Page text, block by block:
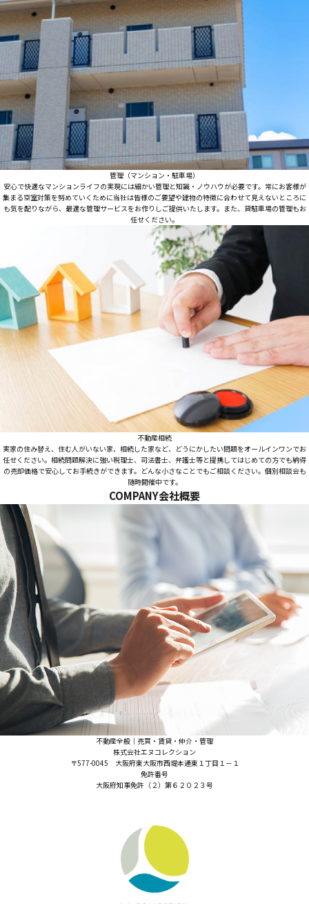
管理（マンション・駐車場）
安心で快適なマンションライフの実現には細かい管理と知識・ノウハウが必要です。常にお客様が
集まる空室対策を努めていくために当社は皆様のご要望や建物の特徴に合わせて見えないところに
も気を配りながら、最適な管理サービスをお作りしご提供いたします。また、貸駐車場の管理もお
任せください。
不動産相続
実家の住み替え、住む人がいない家、相続した家など、どうにかしたい問題をオールインワンでお
任せください。相続問題解決に強い税理士、司法書士、弁護士等と提携してはじめての方でも納得
の売却価格で安心してお手続きができます。どんな小さなことでもご相談ください。個別相談会も
随時開催中です。
COMPANY会社概要
不動産全般｜売買・賃貸・仲介・管理
株式会社エヌコレクション
〒577-0045 大阪府東大阪市西堤本通東１丁目１－１
免許番号
大阪府知事免許（２）第６２０２３号